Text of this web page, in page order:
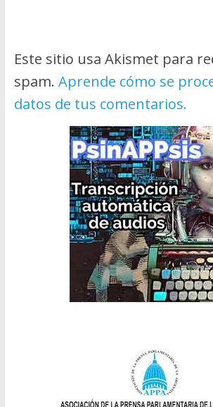
Este sitio usa Akismet para
spam. Aprende cómo se
datos de tus comentarios.